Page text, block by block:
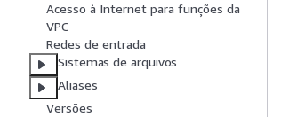
Acesso à Internet para funções da
VPC
Redes de entrada
Sistemas de arquivos
Aliases
Versões